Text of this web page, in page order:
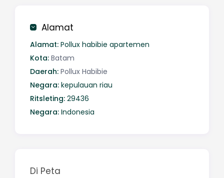
Alamat
Alamat: Pollux habibie apartemen
Kota: Batam
Daerah: Pollux Habibie
Negara: kepulauan riau
Ritsleting: 29436
Negara: Indonesia
Di Peta